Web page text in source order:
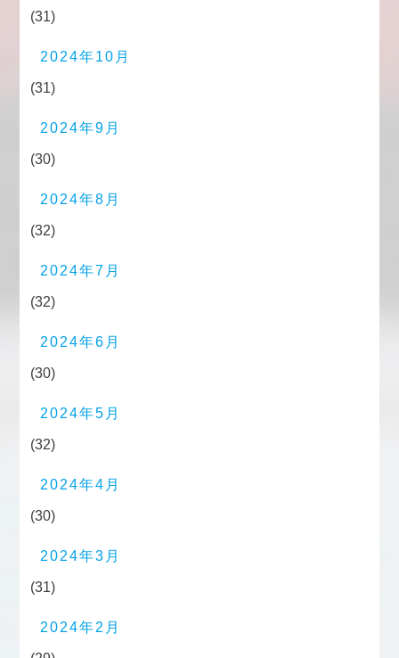
(31)
2024年10月
(31)
2024年9月
(30)
2024年8月
(32)
2024年7月
(32)
2024年6月
(30)
2024年5月
(32)
2024年4月
(30)
2024年3月
(31)
2024年2月